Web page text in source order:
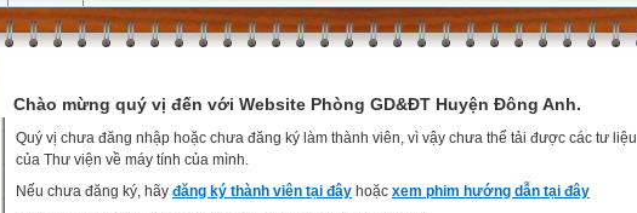
Chào mừng quý vị đến với Website Phòng GD&ĐT Huyện Đông Anh.
Quý vị chưa đăng nhập hoặc chưa đăng ký làm thành viên, vì vậy chưa thể tải được các tư liệu
của Thư viện về máy tính của mình.
Nếu chưa đăng ký, hãy đăng ký thành viên tại đây hoặc xem phim hướng dẫn tại đây